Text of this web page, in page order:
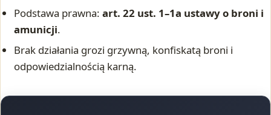
Podstawa prawna:art. 22 ust. 1–1a ustawy o broni i
amunicji.
Brak działania grozi grzywną, konfiskatą broni i
odpowiedzialnością karną.